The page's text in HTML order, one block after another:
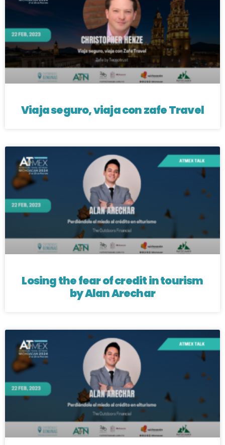
Viaja seguro, viaja con zafe Travel
Losing the fear of credit in tourism
by Alan Arechar